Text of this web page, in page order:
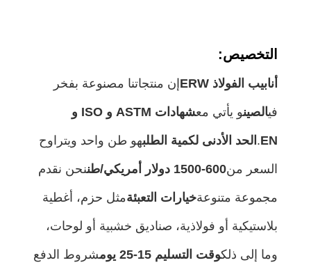
التخصيص:
أنابيب الفولاذ ERW
إن منتجاتنا مصنوعة بفخر
فيالصينو يأتي مع
شهادات ASTM و ISO و
EN
.الحد الأدنى لكمية الطلبهو طن واحد ويتراوح
السعر من600-1500 دولار أمريكي/طن
نحن نقدم
مجموعة متنوعةخيارات التعبئةمثل حزم، أغطية
بلاستيكية أو فولاذية، صناديق خشبية أو لوحات،
وما إلى ذلكوقت التسليم 15-25 يوم
شروط الدفع